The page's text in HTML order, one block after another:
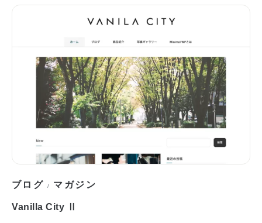
ブログ / マガジン
Vanilla City Ⅱ